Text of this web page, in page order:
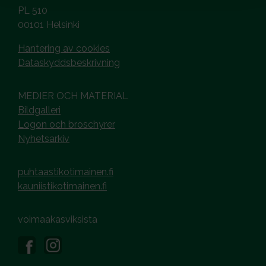
PL 510
00101 Helsinki
Hantering av cookies
Dataskyddsbeskrivning
MEDIER OCH MATERIAL
Bildgalleri
Logon och broschyrer
Nyhetsarkiv
puhtaastikotimainen.fi
kauniistikotimainen.fi
voimaakasviksista